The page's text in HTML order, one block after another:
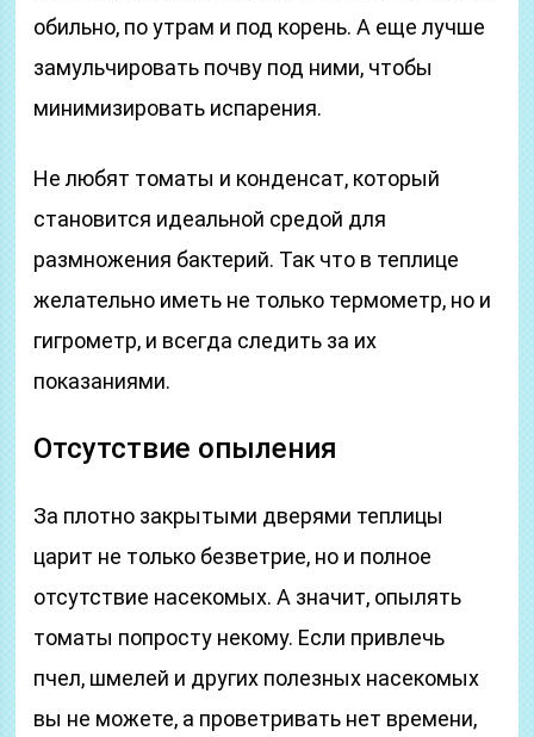
обильно, по утрам и под корень. А еще лучше
замульчировать почву под ними, чтобы
минимизировать испарения.
Не любят томаты и конденсат, который
становится идеальной средой для
размножения бактерий. Так что в теплице
желательно иметь не только термометр, но и
гигрометр, и всегда следить за их
показаниями.
Отсутствие опыления
За плотно закрытыми дверями теплицы
царит не только безветрие, но и полное
отсутствие насекомых. А значит, опылять
томаты попросту некому. Если привлечь
пчел, шмелей и других полезных насекомых
вы не можете, а проветривать нет времени,